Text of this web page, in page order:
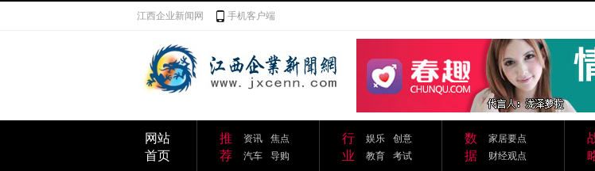
江西企业新闻网 手机客户端
网站
首页
推
荐
资讯
焦点
汽车
导购
行
业
娱乐
创意
教育
考试
数
据
家居要点
财经观点